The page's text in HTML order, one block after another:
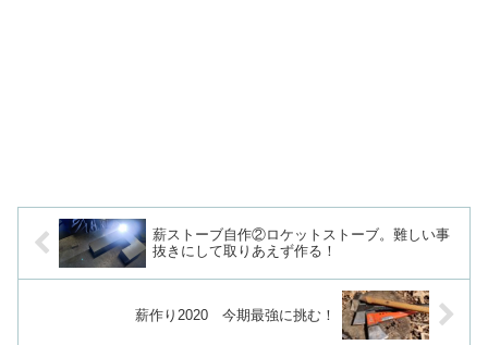
薪ストーブ自作②ロケットストーブ。難しい事
抜きにして取りあえず作る！
薪作り2020 今期最強に挑む！